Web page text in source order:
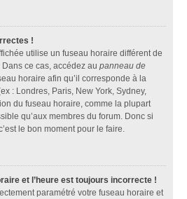
!
utilise un fuseau horaire différent de
ce cas, accédez au panneau de
horaire afin qu’il corresponde à la
: Londres, Paris, New York, Sydney,
du fuseau horaire, comme la plupart
qu’aux membres du forum. Donc si
le bon moment pour le faire.
et l’heure est toujours incorrecte !
paramétré votre fuseau horaire et